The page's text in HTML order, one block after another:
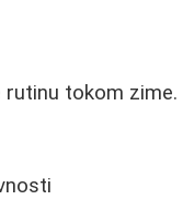
rutinu tokom zime.